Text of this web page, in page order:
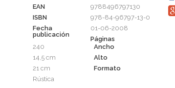
EAN
9788496797130
ISBN
978-84-96797-13-0
Fecha
publicación
01-06-2008
Páginas
240
Ancho
14,5 cm
Alto
21 cm
Formato
Rústica